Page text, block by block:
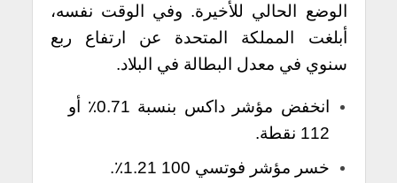
الوضع الحالي للأخيرة. وفي الوقت نفسه،
أبلغت المملكة المتحدة عن ارتفاع ربع
سنوي في معدل البطالة في البلاد.
انخفض مؤشر داكس بنسبة 0.71٪ أو
112 نقطة.
خسر مؤشر فوتسي 100 1.21٪.